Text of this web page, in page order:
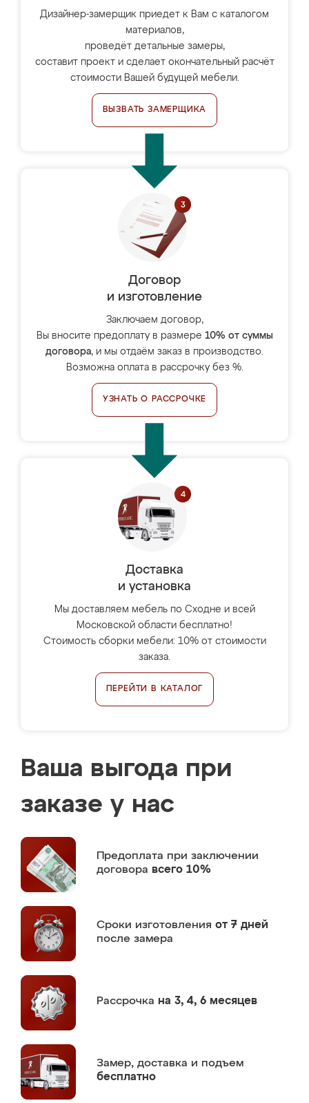
Дизайнер-замерщик приедет к Вам с каталогом
материалов,
проведёт детальные замеры,
составит проект и сделает окончательный расчёт
стоимости Вашей будущей мебели.
ВЫЗВАТЬ ЗАМЕРЩИКА
Договор
и изготовление
Заключаем договор,
Вы вносите предоплату в размере 10% от суммы
договора, и мы отдаём заказ в производство.
Возможна оплата в рассрочку без %.
УЗНАТЬ О РАССРОЧКЕ
Доставка
и установка
Мы доставляем мебель по Сходне и всей
Московской области бесплатно!
Стоимость сборки мебели: 10% от стоимости
заказа.
ПЕРЕЙТИ В КАТАЛОГ
Ваша выгода при
заказе у нас
Предоплата при заключении
договора всего 10%
Сроки изготовления от 7 дней
после замера
Рассрочка на 3, 4, 6 месяцев
Замер, доставка и подъем
бесплатно